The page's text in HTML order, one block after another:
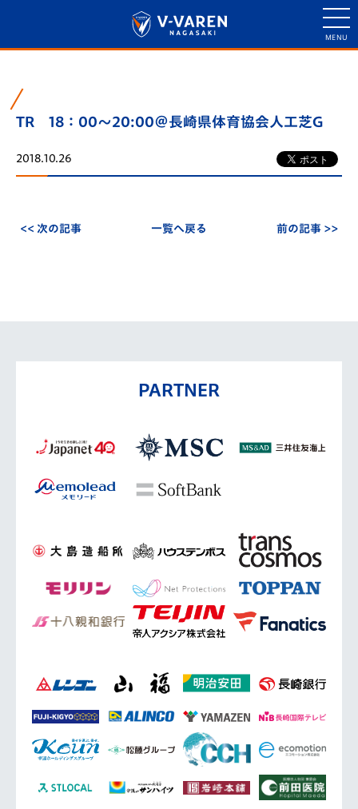
TR 18：00～20:00＠長崎県体育協会人工芝G
2018.10.26
<< 次の記事 一覧へ戻る 前の記事 >>
PARTNER